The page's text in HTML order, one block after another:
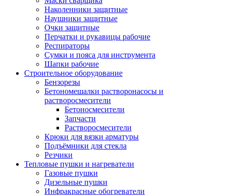
Наколенники защитные
Наушники защитные
Очки защитные
Перчатки и рукавицы рабочие
Респираторы
Сумки и пояса для инструмента
Шапки рабочие
Строительное оборудование
Бензорезы
Бетономешалки растворонасосы и
растворосмесители
Бетоносмесители
Запчасти
Растворосмесители
Крюки для вязки арматуры
Подъёмники для стекла
Резчики
Тепловые пушки и нагреватели
Газовые пушки
Дизельные пушки
Инфракрасные обогреватели